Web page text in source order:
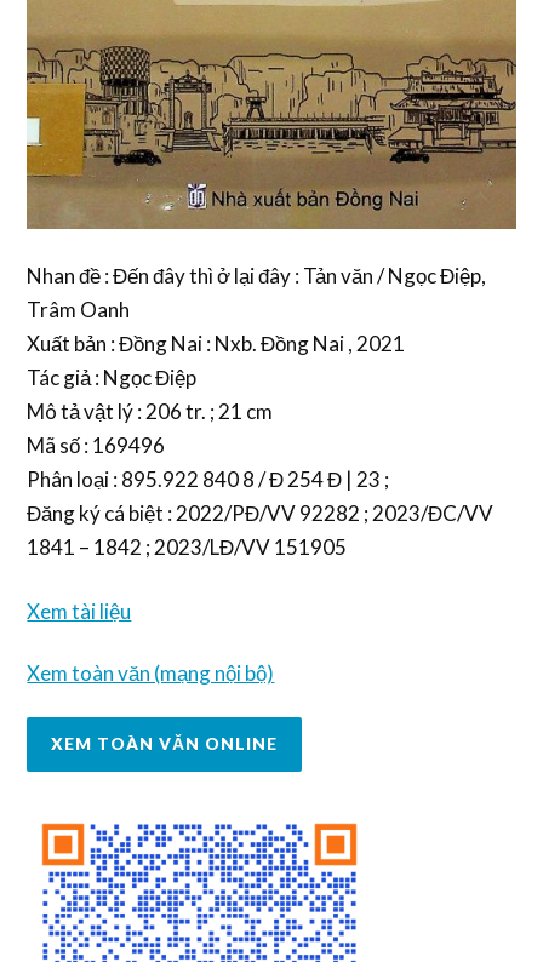
Nhan đề : Đến đây thì ở lại đây : Tản văn / Ngọc Điệp,
Trâm Oanh
Xuất bản : Đồng Nai : Nxb. Đồng Nai , 2021
Tác giả : Ngọc Điệp
Mô tả vật lý : 206 tr. ; 21 cm
Mã số : 169496
Phân loại : 895.922 840 8 / Đ 254 Đ | 23 ;
Đăng ký cá biệt : 2022/PĐ/VV 92282 ; 2023/ĐC/VV
1841 – 1842 ; 2023/LĐ/VV 151905
Xem tài liệu
Xem toàn văn (mạng nội bộ)
XEM TOÀN VĂN ONLINE